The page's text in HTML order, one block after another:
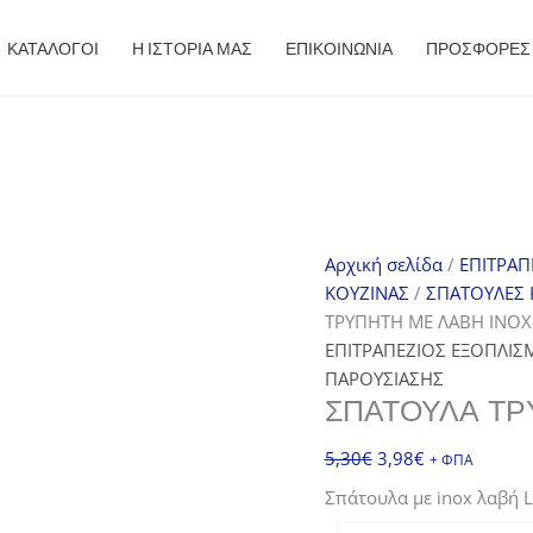
ΚΑΤΑΛΟΓΟΙ Η ΙΣΤΟΡΙΑ ΜΑΣ ΕΠΙΚΟΙΝΩΝΙΑ ΠΡΟΣΦΟΡΈΣ
Αρχική σελίδα/
ΚΟΥΖΙΝΑΣ/ ΣΠΑΤΟΥΛΕΣ
ΤΡΥΠΗΤΗ ΜΕ ΛΑΒΗ
ΕΠΙΤΡΑΠΕΖΙΟΣ
ΠΑΡΟΥΣΙΑΣΗΣ
ΣΠΑΤΟΥΛΑ
5,30€ Original
price
3,98€Η
τρέχουσα
+ ΦΠΑ
Σπάτουλα με inox λαβή